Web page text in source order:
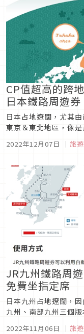
CP值超高的跨
日本鐵路周遊
日本占地遼闊，尤其
東京＆東北地區，像
使用，來減少跨區域
2022年12月07日 ｜ 旅遊
JR九州鐵路周
免費坐指定席
日本九州占地遼闊，
九州、南部九州三個
2022年11月06日 ｜ 旅遊